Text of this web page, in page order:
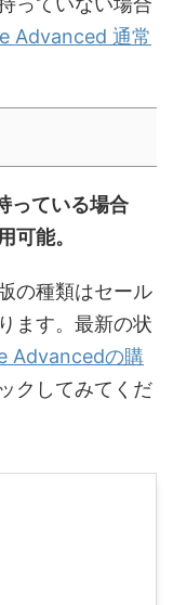
Advanced 通常
っている場合
可能。
の種類はセール
ます。最新の状
Advancedの購
クしてみてくだ